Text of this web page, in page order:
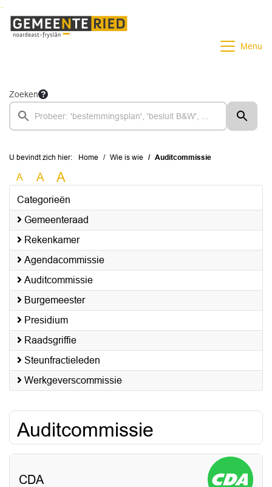
Menu
Zoeken
U bevindt zich hier: Home Wie is wie Auditcommissie
A A A
Categorieën
Gemeenteraad
Rekenkamer
Agendacommissie
Auditcommissie
Burgemeester
Presidium
Raadsgriffie
Steunfractieleden
Werkgeverscommissie
Auditcommissie
CDA